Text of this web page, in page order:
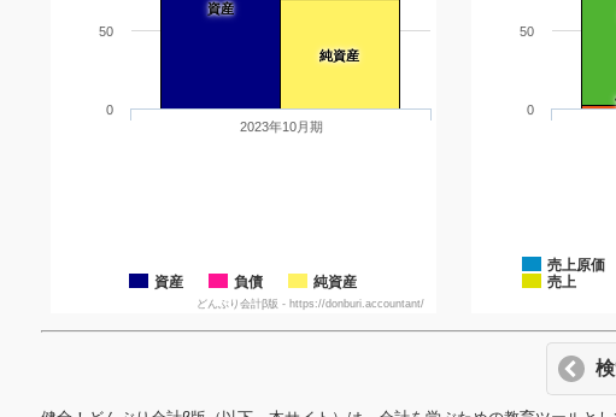
資産
純資産
資産 負債 純資産
2023年10月期
0
50
どんぶり会計β版 - https://donburi.accountant/
売上原価
売上
0
50